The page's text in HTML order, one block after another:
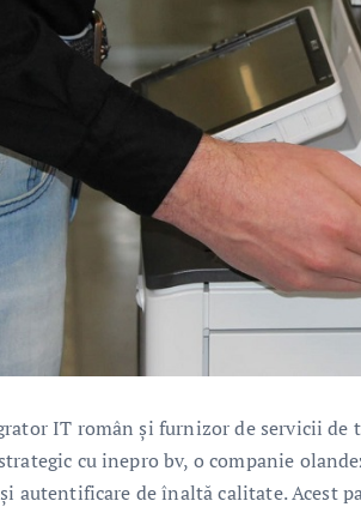
IT român și furnizor de servicii
cu inepro bv, o companie
autentificare de înaltă calitate. Acest